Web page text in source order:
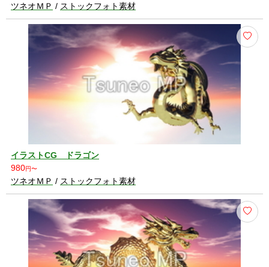
ツネオＭＰ / ストックフォト素材
イラストCG ドラゴン
980円〜
ツネオＭＰ / ストックフォト素材